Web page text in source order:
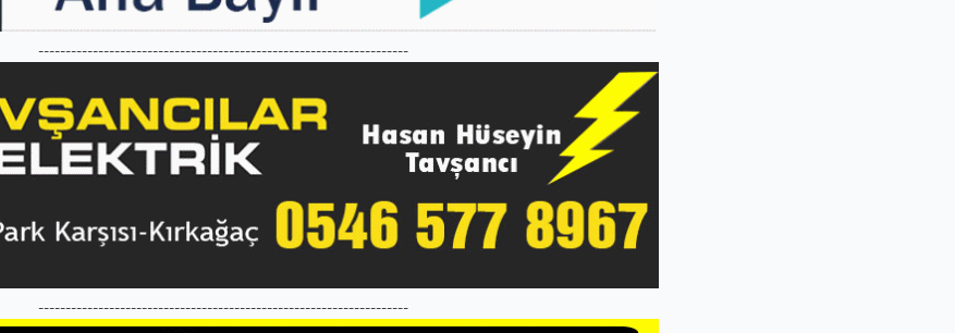
--------------------------------------------------------------------
--------------------------------------------------------------------